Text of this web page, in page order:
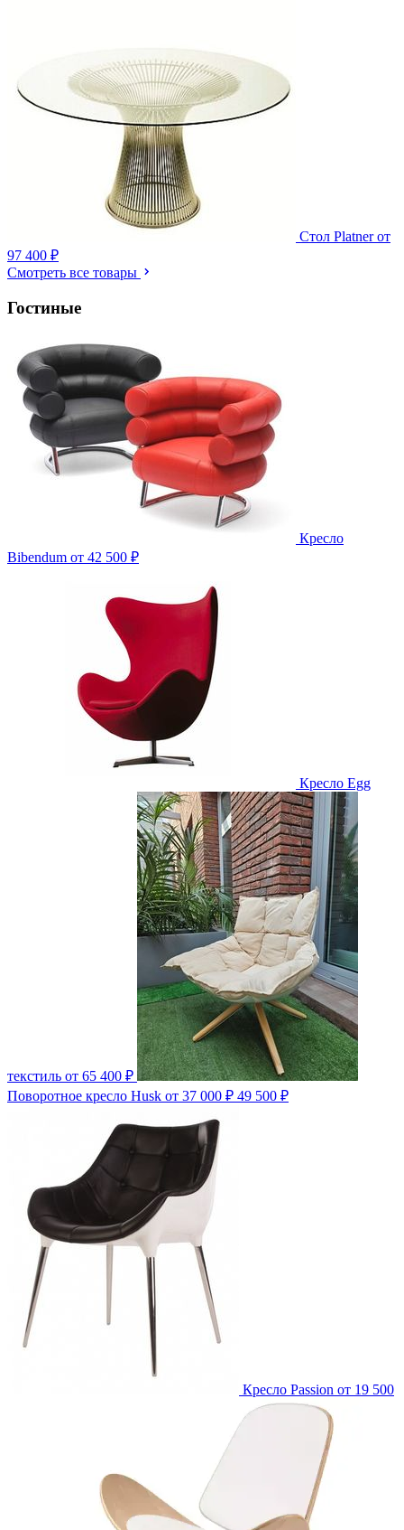
Стол Platner от
97 400 ₽
Смотреть все товары
Гостиные
Кресло
Bibendum от 42 500 ₽
Кресло Egg
текстиль от 65 400 ₽
Поворотное кресло Husk от 37 000 ₽ 49 500 ₽
Кресло Passion от 19 500